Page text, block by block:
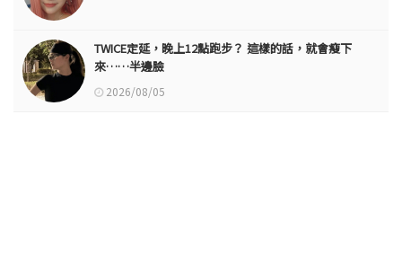
TWICE定延，晚上12點跑步？ 這樣的話，就會瘦下
來……半邊臉
2026/08/05